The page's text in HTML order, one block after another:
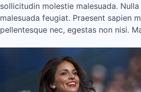
sollicitudin molestie malesuada.
malesuada feugiat. Praesent sapien
pellentesque nec, egestas non nisi.